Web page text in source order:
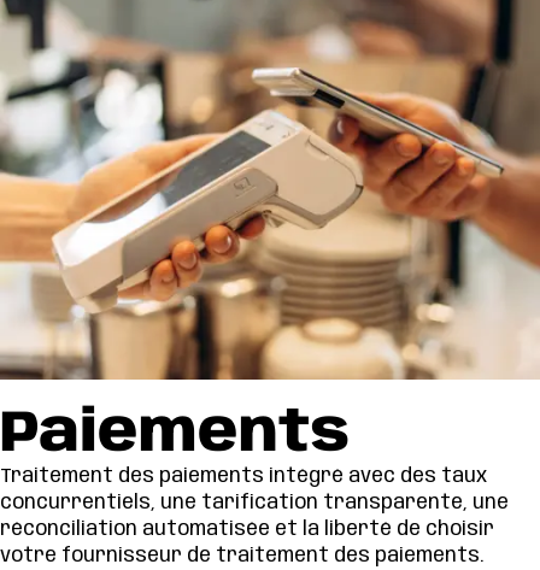
Paiements
Traitement des paiements intégré avec des taux
concurrentiels, une tarification transparente, une
réconciliation automatisée et la liberté de choisir
votre fournisseur de traitement des paiements.